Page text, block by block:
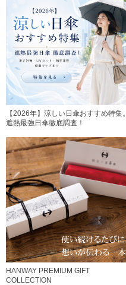
【2026年】涼しい日傘おすすめ特集。
遮熱最強日傘徹底調査！
HANWAY PREMIUM GIFT
COLLECTION